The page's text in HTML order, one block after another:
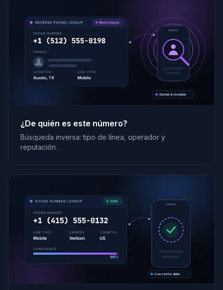
¿De quién es este número?
Búsqueda inversa: tipo de línea, operador y
reputación.